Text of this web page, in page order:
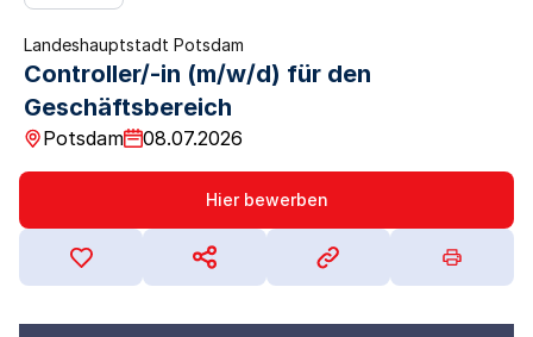
Landeshauptstadt Potsdam
Controller/-in (m/w/d) für den
Geschäftsbereich
Potsdam 08.07.2026
Hier bewerben